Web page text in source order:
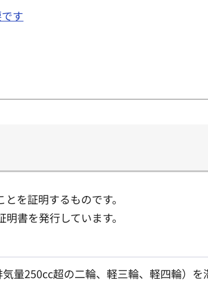
す
を証明するものです。
書を発行しています。
量250cc超の二輪、軽三輪、軽四輪）